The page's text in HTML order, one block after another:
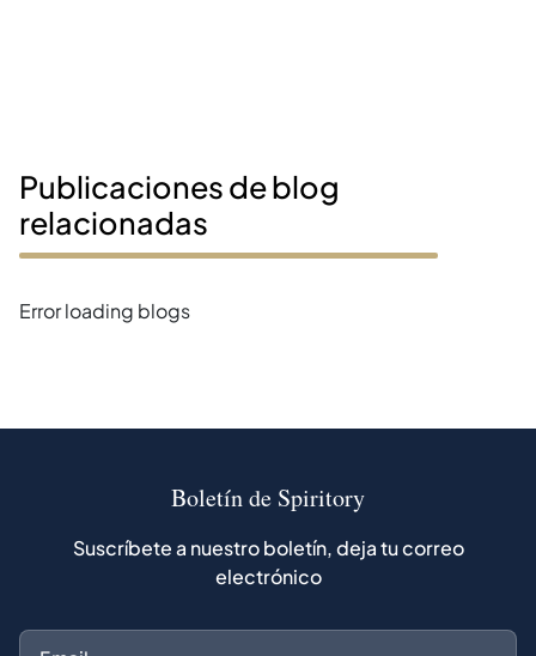
Publicaciones de blog
relacionadas
Error loading blogs
Boletín de Spiritory
Suscríbete a nuestro boletín, deja tu correo
electrónico